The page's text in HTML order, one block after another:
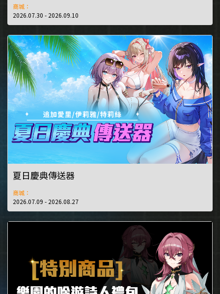
商城：
2026.07.30 - 2026.09.10
夏日慶典傳送器
商城：
2026.07.09 - 2026.08.27